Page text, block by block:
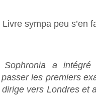
Livre sympa peu s’en
a
les premiers
vers Londres et